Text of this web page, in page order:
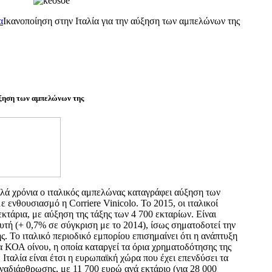
Ικανοποίηση στην Ιταλία για την αύξηση των αμπελώνων της
των αμπελώνων της
χρόνια ο ιταλικός αμπελώνας καταγράφει αύξηση των
ενθουσιασμό η Corriere Vinicolo. Το 2015, οι ιταλικοί
με αύξηση της τάξης των 4 700 εκταρίων. Είναι
(+ 0,7% σε σύγκριση με το 2014), ίσως σηματοδοτεί την
Το ιταλικό περιοδικό εμπορίου επισημαίνει ότι η ανάπτυξη
ΚΟΑ οίνου, η οποία καταργεί τα όρια χρηματοδότησης της
είναι έτσι η ευρωπαϊκή χώρα που έχει επενδύσει τα
με 11 700 ευρώ ανά εκτάριο (για 28 000